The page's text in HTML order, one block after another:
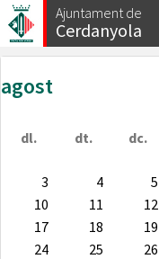
Vés
al
contingut
Ajuntament de
Cerdanyola
agost
dl. dt. dc.
3
4 5
10
11 12
17
18 19
24
25 26